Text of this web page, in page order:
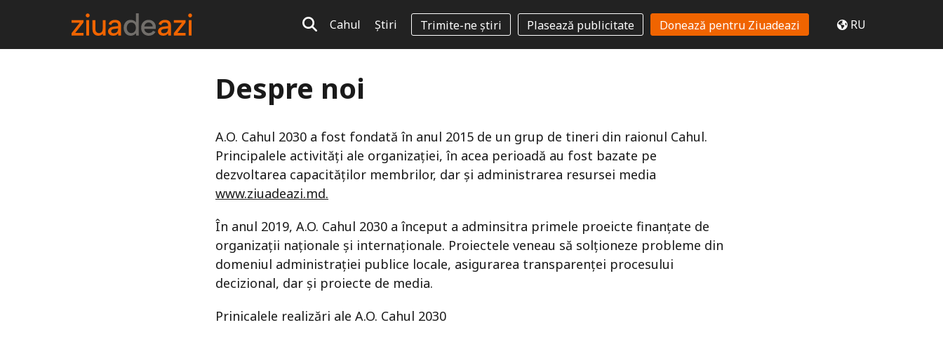
Cahul Știri Trimite-ne știri Plasează publicitate Donează pentru Ziuadeazi RU
Despre noi
A.O. Cahul 2030 a fost fondată în anul 2015 de un grup de tineri din raionul Cahul.
Principalele activități ale organizației, în acea perioadă au fost bazate pe
dezvoltarea capacităților membrilor, dar și administrarea resursei media
www.ziuadeazi.md.
În anul 2019, A.O. Cahul 2030 a început a adminsitra primele proeicte finanțate de
organizații naționale și internaționale. Proiectele veneau să solționeze probleme din
domeniul administrației publice locale, asigurarea transparenței procesului
decizional, dar și proiecte de media.
Prinicalele realizări ale A.O. Cahul 2030